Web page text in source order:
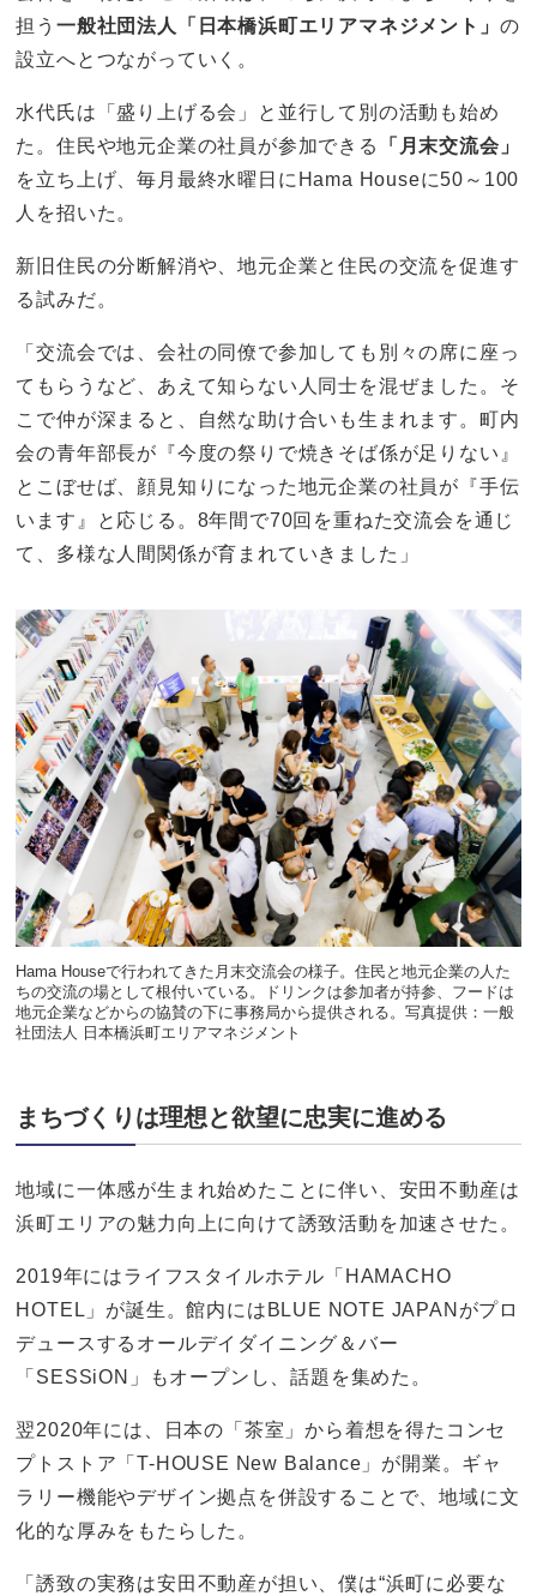
担う一般社団法人「日本橋浜町エリアマネジメント」 の
設立へとつながっていく。
水代氏は「盛り上げる会」と並行して別の活動も始め
た。住民や地元企業の社員が参加できる
「月末交流会」
を立ち上げ、毎月最終水曜日にHama Houseに50～100
人を招いた。
新旧住民の分断解消や、地元企業と住民の交流を促進す
る試みだ。
「交流会では、会社の同僚で参加しても別々の席に座っ
てもらうなど、あえて知らない人同士を混ぜました。そ
こで仲が深まると、自然な助け合いも生まれます。町内
会の青年部長が『今度の祭りで焼きそば係が足りない』
とこぼせば、顔見知りになった地元企業の社員が『手伝
います』と応じる。8年間で70回を重ねた交流会を通じ
て、多様な人間関係が育まれていきました」
Hama Houseで行われてきた月末交流会の様子。住民と地元企業の人た
ちの交流の場として根付いている。ドリンクは参加者が持参、フードは
地元企業などからの協賛の下に事務局から提供される。写真提供：一般
社団法人 日本橋浜町エリアマネジメント
まちづくりは理想と欲望に忠実に進める
地域に一体感が生まれ始めたことに伴い、安田不動産は
浜町エリアの魅力向上に向けて誘致活動を加速させた。
2019年にはライフスタイルホテル「HAMACHO
HOTEL」が誕生。館内にはBLUE NOTE JAPANがプロ
デュースするオールデイダイニング＆バー
「SESSiON」もオープンし、話題を集めた。
翌2020年には、日本の「茶室」から着想を得たコンセ
プトストア「T-HOUSE New Balance」が開業。ギャ
ラリー機能やデザイン拠点を併設することで、地域に文
化的な厚みをもたらした。
「誘致の実務は安田不動産が担い、僕は“浜町に必要な